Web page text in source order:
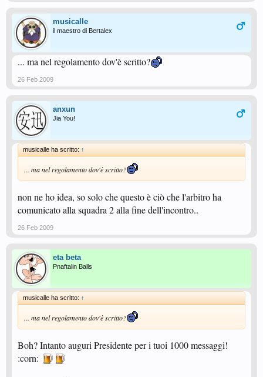
musicalle
il maestro di Bertalex
... ma nel regolamento dov'è scritto?
26 Feb 2009
anxun
Jia You!
musicalle ha scritto: ↑
... ma nel regolamento dov'è scritto?
non ne ho idea, so solo che questo è ciò che l'arbitro ha
comunicato alla squadra 2 alla fine dell'incontro..
26 Feb 2009
eta beta
Pnaftalin Balls
musicalle ha scritto: ↑
... ma nel regolamento dov'è scritto?
Boh? Intanto auguri Presidente per i tuoi 1000 messaggi!
:corn: